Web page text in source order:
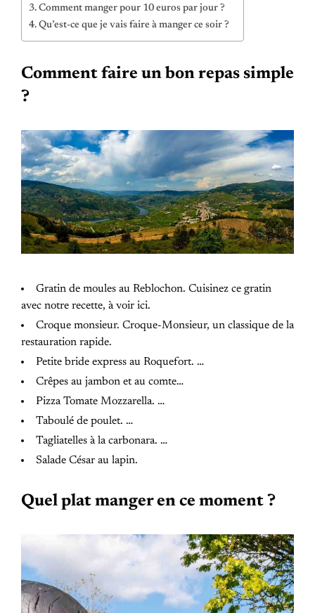
Comment manger pour 10 euros par jour ?
Qu’est-ce que je vais faire à manger ce soir ?
Comment faire un bon repas simple
?
Gratin de moules au Reblochon. Cuisinez ce gratin
avec notre recette, à voir ici.
Croque monsieur. Croque-Monsieur, un classique de la
restauration rapide.
Petite bride express au Roquefort. …
Crêpes au jambon et au comte…
Pizza Tomate Mozzarella. …
Taboulé de poulet. …
Tagliatelles à la carbonara. …
Salade César au lapin.
Quel plat manger en ce moment ?